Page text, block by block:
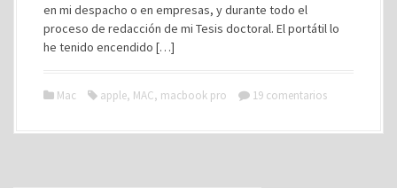
en mi despacho o en empresas, y durante todo el
proceso de redacción de mi Tesis doctoral. El portátil lo
he tenido encendido […]
Mac apple, MAC, macbook pro 19 comentarios